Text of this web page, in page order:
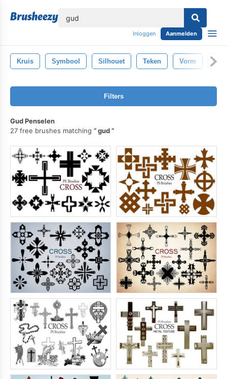
Inloggen Aanmelden
Kruis Symbool Silhouet Teken Vorm
Filters
Gud Penselen
27 free brushes matching
gud